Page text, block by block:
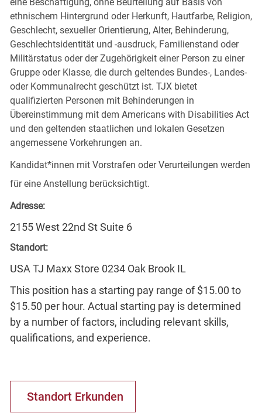
ethnischem Hintergrund oder Herkunft, Hautfarbe, Religion,
Geschlecht, sexueller Orientierung, Alter, Behinderung,
Geschlechtsidentität und -ausdruck, Familienstand oder
Militärstatus oder der Zugehörigkeit einer Person zu einer
Gruppe oder Klasse, die durch geltendes Bundes-, Landes-
oder Kommunalrecht geschützt ist. TJX bietet
qualifizierten Personen mit Behinderungen in
Übereinstimmung mit dem Americans with Disabilities Act
und den geltenden staatlichen und lokalen Gesetzen
angemessene Vorkehrungen an.
Kandidat*innen mit Vorstrafen oder Verurteilungen werden
für eine Anstellung berücksichtigt.
Adresse:
2155 West 22nd St Suite 6
Standort:
USA TJ Maxx Store 0234 Oak Brook IL
This position has a starting pay range of $15.00 to
$15.50 per hour. Actual starting pay is determined
by a number of factors, including relevant skills,
qualifications, and experience.
Standort Erkunden